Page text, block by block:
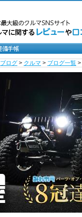
ブログ > クルマ > ブログ一覧 >